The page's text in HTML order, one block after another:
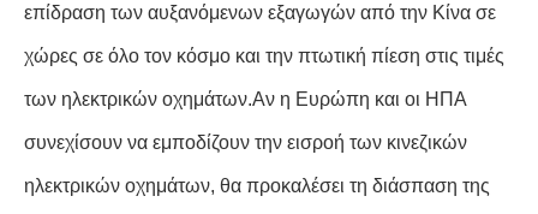
επίδραση των αυξανόμενων εξαγωγών από την Κίνα σε
χώρες σε όλο τον κόσμο και την πτωτική πίεση στις τιμές
των ηλεκτρικών οχημάτων.Αν η Ευρώπη και οι ΗΠΑ
συνεχίσουν να εμποδίζουν την εισροή των κινεζικών
ηλεκτρικών οχημάτων, θα προκαλέσει τη διάσπαση της